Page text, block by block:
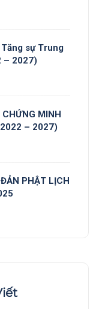
sự Trung
– 2027)
MINH
– 2027)
PHẬT LỊCH